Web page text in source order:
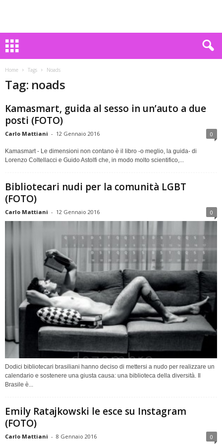
Home Tags Noads
Tag: noads
Kamasmart, guida al sesso in un’auto a due
posti (FOTO)
Carlo Mattiani - 12 Gennaio 2016 0
Kamasmart - Le dimensioni non contano è il libro -o meglio, la guida- di
Lorenzo Coltellacci e Guido Astolfi che, in modo molto scientifico,...
Bibliotecari nudi per la comunità LGBT
(FOTO)
Carlo Mattiani - 12 Gennaio 2016 0
Dodici bibliotecari brasiliani hanno deciso di mettersi a nudo per realizzare un
calendario e sostenere una giusta causa: una biblioteca della diversità. Il
Brasile è...
Emily Ratajkowski le esce su Instagram
(FOTO)
Carlo Mattiani - 8 Gennaio 2016 0